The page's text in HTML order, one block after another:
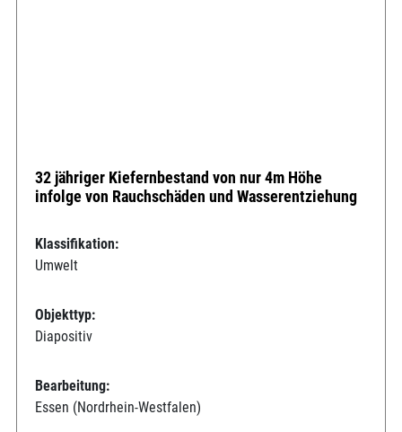
32 jähriger Kiefernbestand von nur 4m Höhe
infolge von Rauchschäden und Wasserentziehung
Klassifikation:
Umwelt
Objekttyp:
Diapositiv
Bearbeitung:
Essen (Nordrhein-Westfalen)